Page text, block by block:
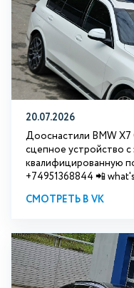
20.07.2026
Дооснастили BMW Х7
сцепное устройство
квалифицированную
+74951368844 📲
СМОТРЕТЬ В VK